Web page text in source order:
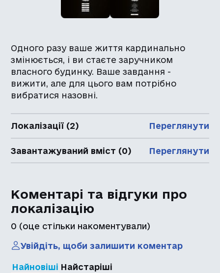
Одного разу ваше життя кардинально
змінюється, і ви стаєте заручником
власного будинку. Ваше завдання -
вижити, але для цього вам потрібно
вибратися назовні.
Локалізації (2) Переглянути
Завантажуваний вміст (0) Переглянути
Коментарі та відгуки про
локалізацію
0 (оце стільки накоментували)
Увійдіть, щоби залишити коментар
Найновіші Найстаріші